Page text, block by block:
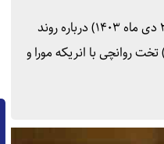
به گزارش جمهور آنلاین، کاظم غریب آبادی، معاون حقوقی و بین المللی وزارت امور خارجه امروز ( سه شنبه ۲۵ دی ماه ۱۴۰۳) درباره روند
روانچی با انریکه مورا و